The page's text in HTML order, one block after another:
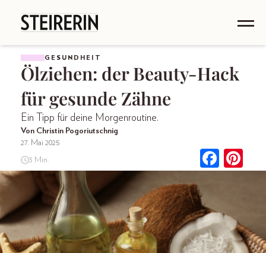
GESUNDHEIT
Ölziehen: der Beauty-Hack
für gesunde Zähne
Ein Tipp für deine Morgenroutine.
Von Christin Pogoriutschnig
27. Mai 2025
3 Min.